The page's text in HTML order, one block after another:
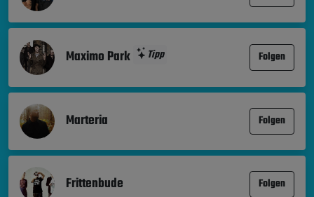
Maximo Park Tipp Folgen
Marteria Folgen
Frittenbude Folgen